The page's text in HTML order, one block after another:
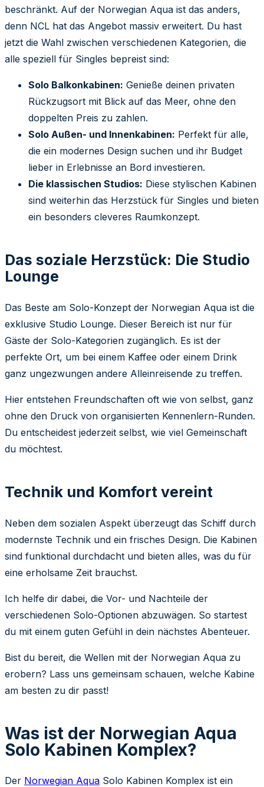
beschränkt. Auf der Norwegian Aqua ist das anders,
denn NCL hat das Angebot massiv erweitert. Du hast
jetzt die Wahl zwischen verschiedenen Kategorien, die
alle speziell für Singles bepreist sind:
Solo Balkonkabinen: Genieße deinen privaten
Rückzugsort mit Blick auf das Meer, ohne den
doppelten Preis zu zahlen.
Solo Außen- und Innenkabinen: Perfekt für alle,
die ein modernes Design suchen und ihr Budget
lieber in Erlebnisse an Bord investieren.
Die klassischen Studios: Diese stylischen Kabinen
sind weiterhin das Herzstück für Singles und bieten
ein besonders cleveres Raumkonzept.
Das soziale Herzstück: Die Studio
Lounge
Das Beste am Solo-Konzept der Norwegian Aqua ist die
exklusive Studio Lounge. Dieser Bereich ist nur für
Gäste der Solo-Kategorien zugänglich. Es ist der
perfekte Ort, um bei einem Kaffee oder einem Drink
ganz ungezwungen andere Alleinreisende zu treffen.
Hier entstehen Freundschaften oft wie von selbst, ganz
ohne den Druck von organisierten Kennenlern-Runden.
Du entscheidest jederzeit selbst, wie viel Gemeinschaft
du möchtest.
Technik und Komfort vereint
Neben dem sozialen Aspekt überzeugt das Schiff durch
modernste Technik und ein frisches Design. Die Kabinen
sind funktional durchdacht und bieten alles, was du für
eine erholsame Zeit brauchst.
Ich helfe dir dabei, die Vor- und Nachteile der
verschiedenen Solo-Optionen abzuwägen. So startest
du mit einem guten Gefühl in dein nächstes Abenteuer.
Bist du bereit, die Wellen mit der Norwegian Aqua zu
erobern? Lass uns gemeinsam schauen, welche Kabine
am besten zu dir passt!
Was ist der Norwegian Aqua
Solo Kabinen Komplex?
Der Norwegian Aqua Solo Kabinen Komplex ist ein